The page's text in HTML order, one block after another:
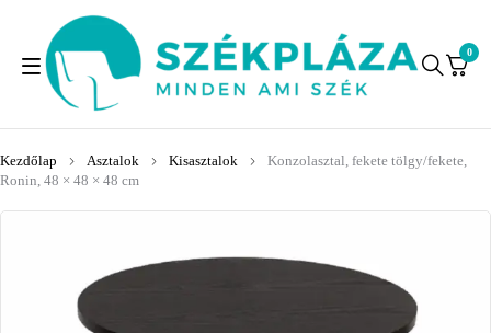
0
Kezdőlap Asztalok Kisasztalok
Konzolasztal, fekete tölgy/fekete,
Ronin, 48 × 48 × 48 cm